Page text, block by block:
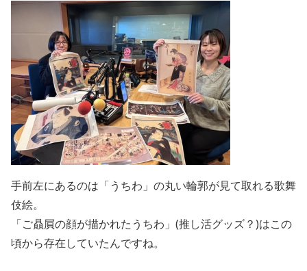
手前左にあるのは「うちわ」の丸い輪郭が見て取れる歌舞
伎絵。
「ご贔屓の顔が描かれたうちわ」(推し活グッズ？)はこの
頃から存在していたんですね。